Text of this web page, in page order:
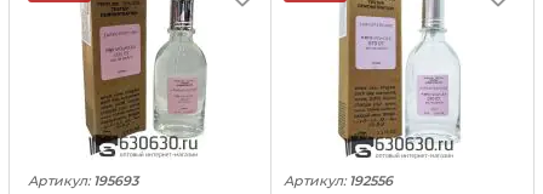
Артикул: 195693 Артикул: 192556